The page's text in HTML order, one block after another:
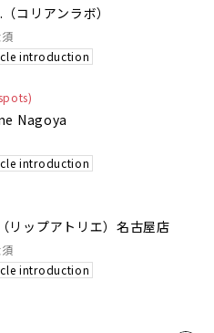
コリアンラボ）
introduction
Nagoya
introduction
リップアトリエ）名古屋店
introduction